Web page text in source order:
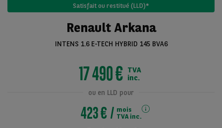
Satisfait ou restitué (LLD)*
Renault Arkana
INTENS 1.6 E-TECH HYBRID 145 BVA6
17 490 € TVA
inc.
ou en LLD pour
423 €
mois
TVA inc.